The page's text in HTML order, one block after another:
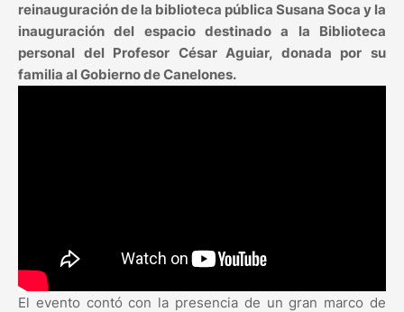
reinauguración de la biblioteca pública Susana Soca y la
inauguración del espacio destinado a la Biblioteca
personal del Profesor César Aguiar, donada por su
familia al Gobierno de Canelones.
El evento contó con la presencia de un gran marco de